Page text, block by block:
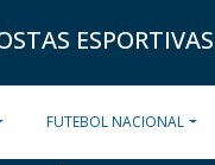
ESPORTIVAS
FUTEBOL NACIONAL